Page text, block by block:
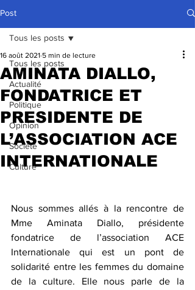
Actualité
Société
Culture
Post
Tous les posts
Actualité
Politique
Opinion
Société
Culture
Tous les posts
AMINATA DIALLO,
FONDATRICE ET
PRESIDENTE DE
L’ASSOCIATION ACE
INTERNATIONALE
16 août 2021 5 min de lecture
Nous sommes allés à la rencontre de
Mme Aminata Diallo, présidente
fondatrice de l’association ACE
Internationale qui est un pont de
solidarité entre les femmes du domaine
de la culture. Elle nous parle de la